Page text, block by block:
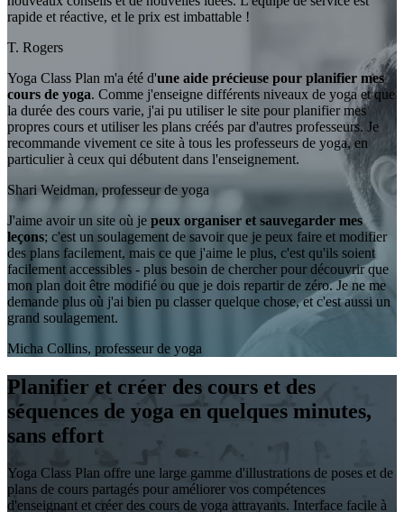
rapide et réactive, et le prix est imbattable !
T. Rogers
Yoga Class Plan m'a été d'une aide précieuse pour planifier mes
cours de yoga. Comme j'enseigne différents niveaux de yoga et que
la durée des cours varie, j'ai pu utiliser le site pour planifier mes
propres cours et utiliser les plans créés par d'autres professeurs. Je
recommande vivement ce site à tous les professeurs de yoga, en
particulier à ceux qui débutent dans l'enseignement.
Shari Weidman, professeur de yoga
J'aime avoir un site où je peux organiser et sauvegarder mes
leçons; c'est un soulagement de savoir que je peux faire et modifier
des plans facilement, mais ce que j'aime le plus, c'est qu'ils soient
facilement accessibles - plus besoin de chercher pour découvrir que
mon plan doit être modifié ou que je dois repartir de zéro. Je ne me
demande plus où j'ai bien pu classer quelque chose, et c'est aussi un
grand soulagement.
Micha Collins, professeur de yoga
Planifier et créer des cours et des
séquences de yoga en quelques minutes,
sans effort
Yoga Class Plan offre une large gamme d'illustrations de poses et de
plans de cours partagés pour améliorer vos compétences
d'enseignant et créer des cours de yoga attrayants. Interface facile à